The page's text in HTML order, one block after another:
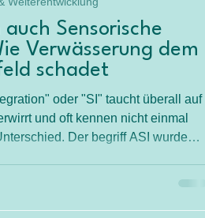
Sensorische
Verwässerung dem
schadet
oder "SI" taucht überall auf
und oft kennen nicht einmal
Der begriff ASI wurde